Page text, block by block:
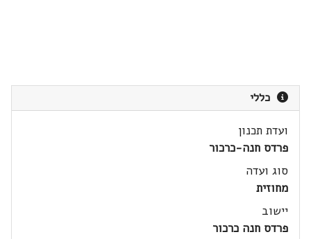
כללי
ועדת תכנון
פרדס חנה-כרכור
סוג ועדה
מחוזית
יישוב
פרדס חנה כרכור